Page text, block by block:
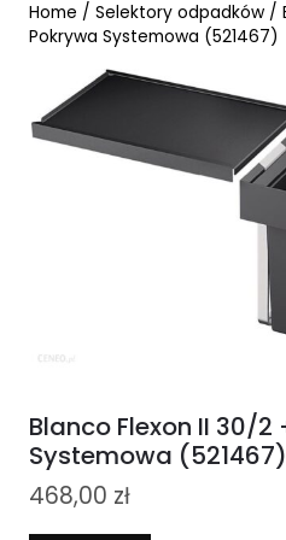
Home / Selektory odpadków /
Pokrywa Systemowa (521467)
Blanco Flexon II 30/2
Systemowa (521467)
468,00 zł